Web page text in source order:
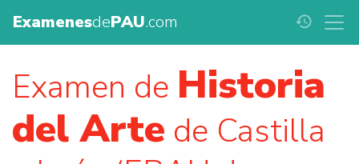
ExamenesdePAU.com history
Examen de Historia
del Arte de Castilla